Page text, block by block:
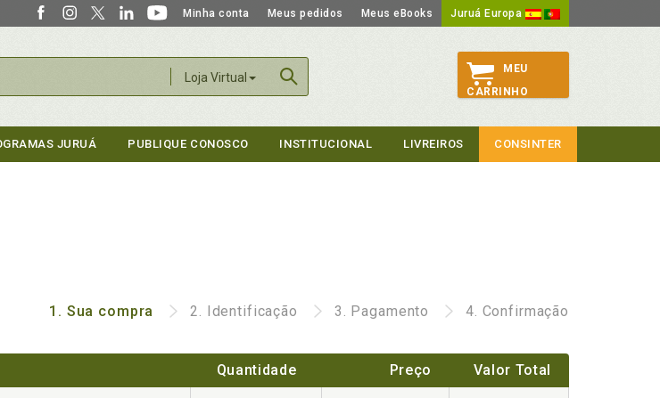
Minha conta Meus pedidos Meus eBooks Juruá Europa
Loja Virtual
MEU
CARRINHO
JURUÁ PUBLIQUE CONOSCO INSTITUCIONAL LIVREIROS CONSINTER
1. Sua compra 2. Identificação 3. Pagamento 4. Confirmação
Quantidade Preço Valor Total